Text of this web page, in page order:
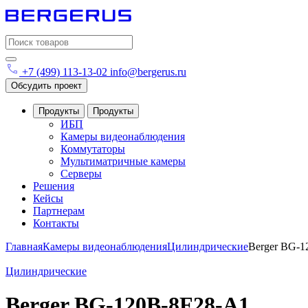
Search
for:
+7 (499) 113-13-02 info@bergerus.ru
Обсудить проект
Продукты Продукты
ИБП
Камеры видеонаблюдения
Коммутаторы
Мультиматричные камеры
Серверы
Решения
Кейсы
Партнерам
Контакты
ГлавнаяКамеры видеонаблюденияЦилиндрическиеBerger BG-
Цилиндрические